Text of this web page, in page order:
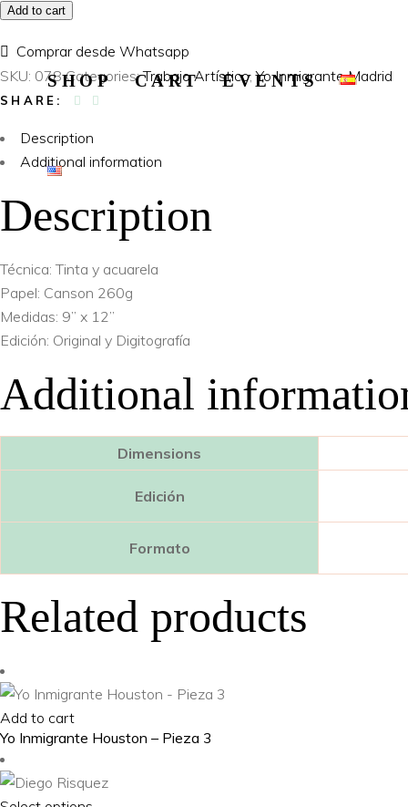
SHOP CART EVENTS
Add to cart
Comprar desde Whatsapp
SKU: 078 Categories:Trabajo Artístico,Yo Inmigrante Madrid
SHARE:
Description
Additional information
Description
Técnica: Tinta y acuarela
Papel: Canson 260g
Medidas: 9” x 12”
Edición: Original y Digitografía
Additional
Dimensions
Edición
Formato
Related products
Add to cart
Yo Inmigrante Houston – Pieza 3